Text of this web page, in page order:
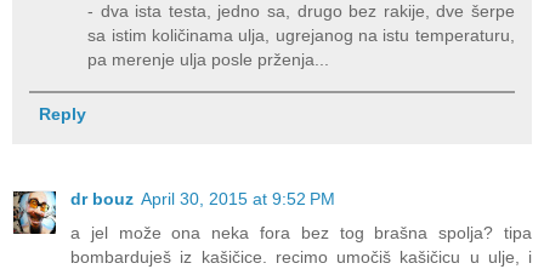
- dva ista testa, jedno sa, drugo bez rakije, dve šerpe
sa istim količinama ulja, ugrejanog na istu temperaturu,
pa merenje ulja posle prženja...
Reply
dr bouz April 30, 2015 at 9:52 PM
a jel može ona neka fora bez tog brašna spolja? tipa
bombarduješ iz kašičice. recimo umočiš kašičicu u ulje, i